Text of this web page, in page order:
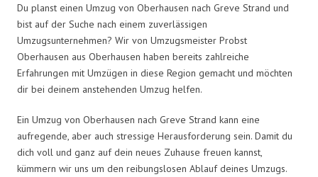
Du planst einen Umzug von Oberhausen nach Greve Strand und
bist auf der Suche nach einem zuverlässigen
Umzugsunternehmen? Wir von Umzugsmeister Probst
Oberhausen aus Oberhausen haben bereits zahlreiche
Erfahrungen mit Umzügen in diese Region gemacht und möchten
dir bei deinem anstehenden Umzug helfen.
Ein Umzug von Oberhausen nach Greve Strand kann eine
aufregende, aber auch stressige Herausforderung sein. Damit du
dich voll und ganz auf dein neues Zuhause freuen kannst,
kümmern wir uns um den reibungslosen Ablauf deines Umzugs.